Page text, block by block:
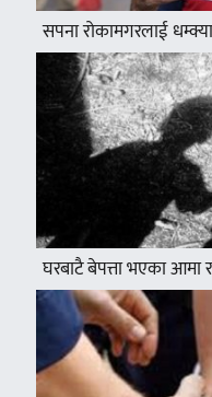
सपना रोकामगरलाई
घरबाटै बेपत्ता भएका